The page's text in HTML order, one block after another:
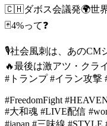
🇨🇭ダボス会議発🌍世
🃏4%って❓
🎙社会風刺は、あのCM
🔥最後は激アツ・クラ
#トランプ #イラン攻撃
#FreedomFight
#大和魂 #LIVE配信
#japan #三味線 #STYLE